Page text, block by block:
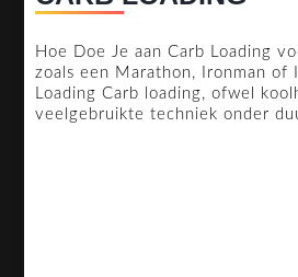
Hoe Doe Je aan Carb Loading
zoals een Marathon, Ironman of
Loading Carb loading, ofwel
veelgebruikte techniek onder